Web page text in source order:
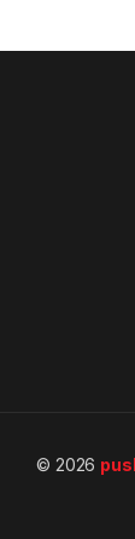
© 2026